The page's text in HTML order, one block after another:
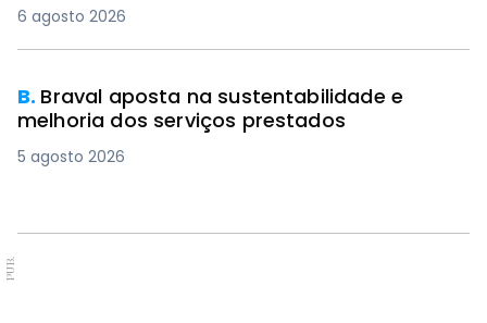
6 agosto 2026
B. Braval aposta na sustentabilidade e
melhoria dos serviços prestados
5 agosto 2026
PUB.